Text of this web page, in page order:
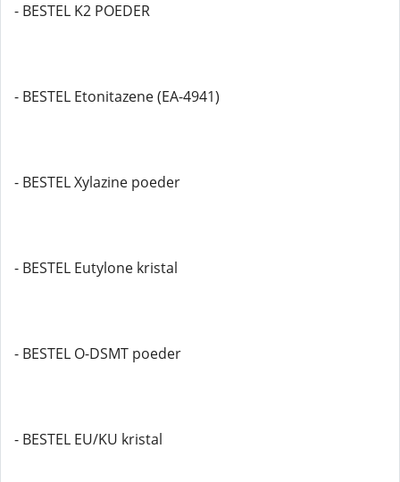
- BESTEL K2 POEDER
- BESTEL Etonitazene (EA-4941)
- BESTEL Xylazine poeder
- BESTEL Eutylone kristal
- BESTEL O-DSMT poeder
- BESTEL EU/KU kristal